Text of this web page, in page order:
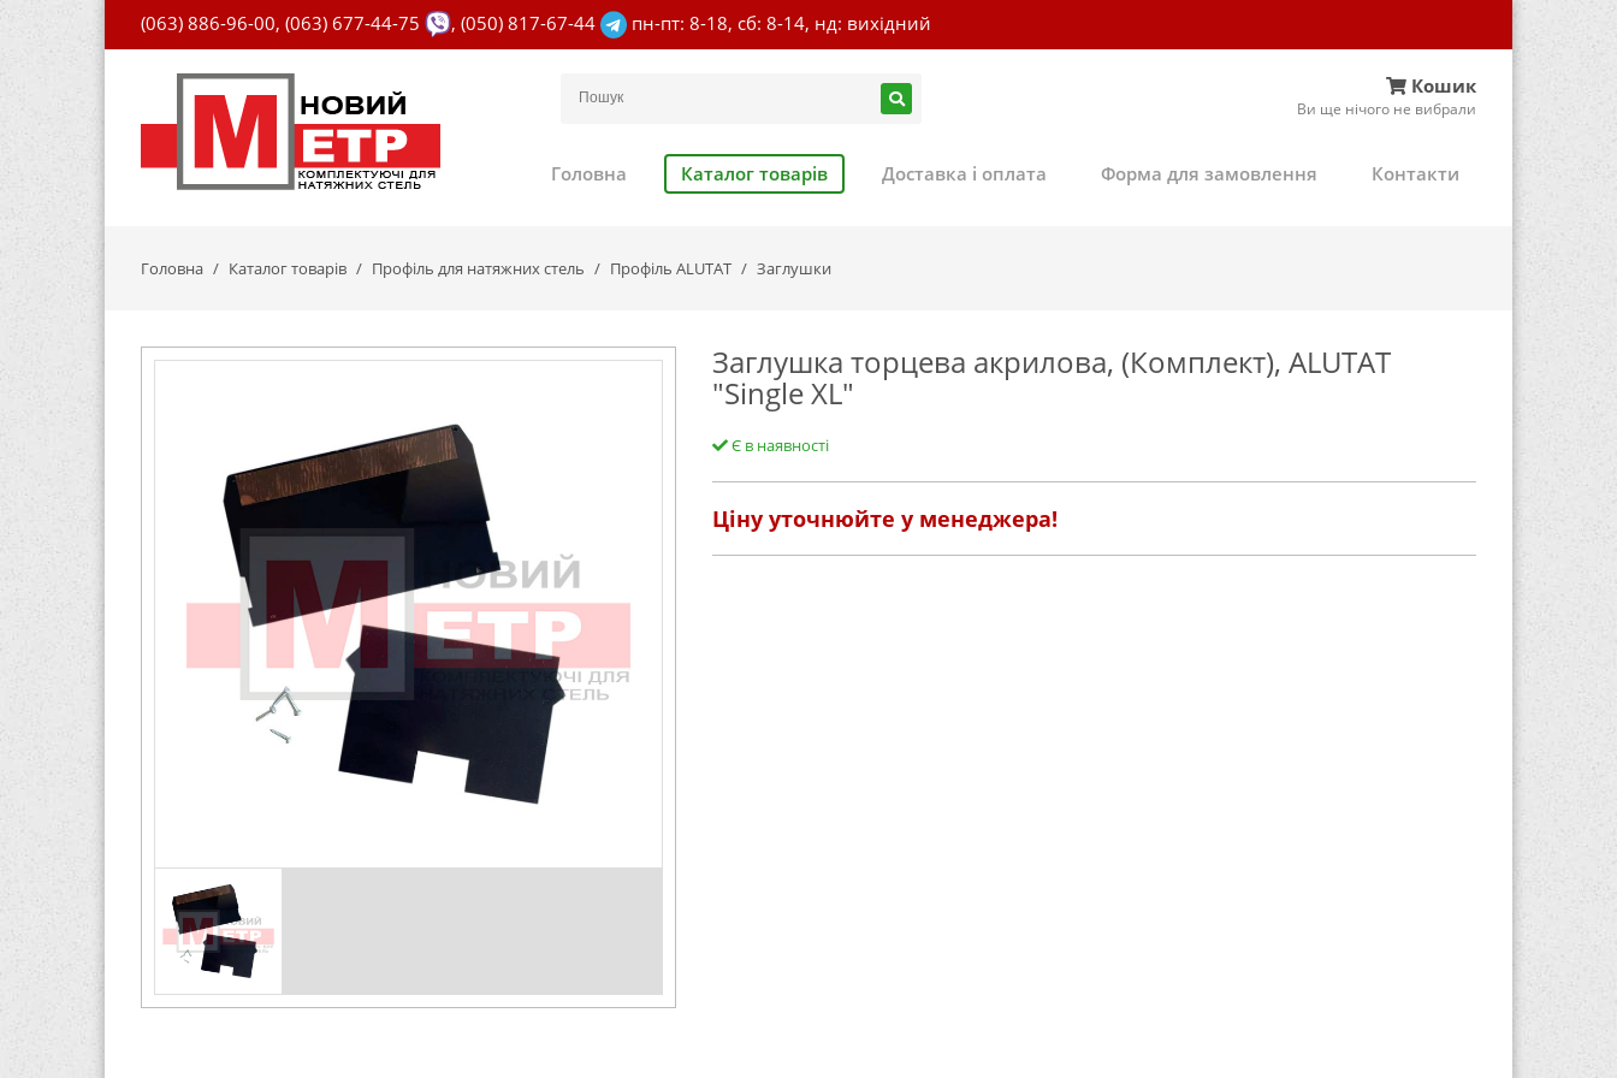
(063) 886-96-00, (063) 677-44-75 , (050) 817-67-44 пн-пт: 8-18, сб: 8-14, нд: вихідний
Кошик
Ви ще нічого не вибрали
Головна Каталог товарів Доставка і оплата Форма для замовлення Контакти
Головна Каталог товарів Профіль для натяжних стель Профіль ALUTAT Заглушки
Заглушка торцева акрилова, (Комплект), ALUTAT
"Single XL"
Є в наявності
Ціну уточнюйте у менеджера!